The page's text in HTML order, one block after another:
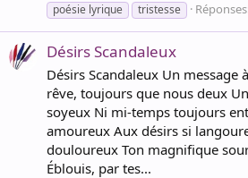
poésie lyrique
tristesse
Désirs Scandaleux
Désirs Scandaleux Un message
rêve, toujours que nous deux
soyeux Ni mi-temps toujours
amoureux Aux désirs si
douloureux Ton magnifique
Éblouis, par tes...